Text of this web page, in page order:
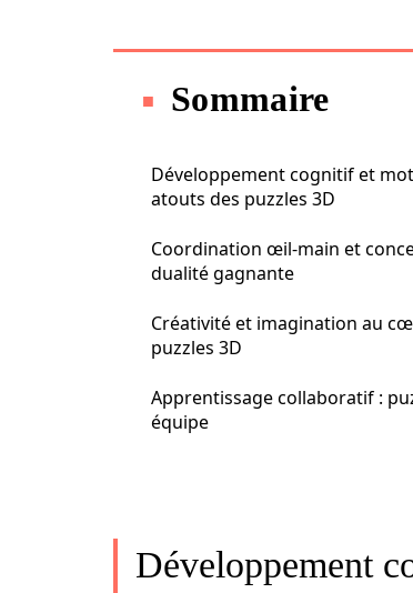
Sommaire
Développement cognitif et
atouts des puzzles 3D
Coordination œil-main et
dualité gagnante
Créativité et imagination au
puzzles 3D
Apprentissage collaboratif :
équipe
Développement